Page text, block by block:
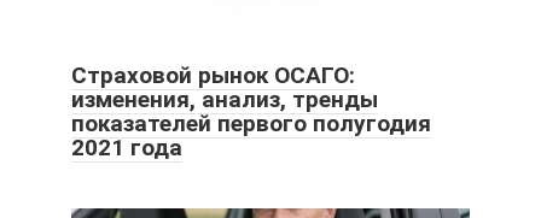
Страховой рынок ОСАГО:
изменения, анализ, тренды
показателей первого полугодия
2021 года